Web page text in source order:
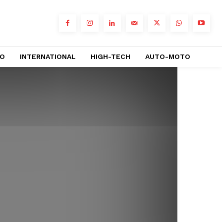
INTERNATIONAL HIGH-TECH AUTO-MOTO